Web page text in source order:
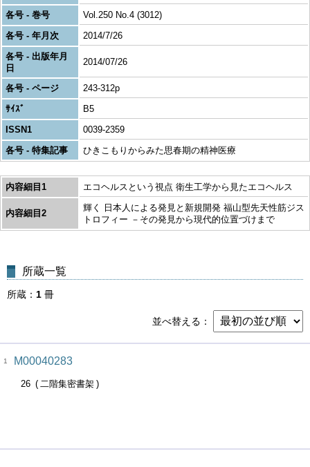
各号 - 巻号
Vol.250 No.4 (3012)
各号 - 年月次
2014/7/26
各号 - 出版年月
日
2014/07/26
各号 - ページ
243-312p
ｻｲｽﾞ
B5
ISSN1
0039-2359
各号 - 特集記事
ひきこもりからみた思春期の精神医療
内容細目1 エコヘルスという視点 衛生工学から見たエコヘルス
内容細目2
輝く 日本人による発見と新規開発 福山型先天性筋ジス
トロフィー －その発見から現代的位置づけまで
所蔵一覧
所蔵 1 冊
並べ替える
1 M00040283
26 二階集密書架